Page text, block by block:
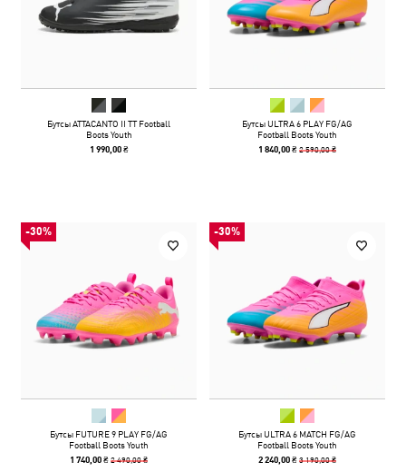
Бутсы ATTACANTO II TT Football
Boots Youth
1 990,00 ₴
Бутсы ULTRA 6 PLAY FG/AG
Football Boots Youth
1 840,00 ₴2 590,00 ₴
-30%
Бутсы FUTURE 9 PLAY FG/AG
Football Boots Youth
1 740,00 ₴2 490,00 ₴
-30%
Бутсы ULTRA 6 MATCH FG/AG
Football Boots Youth
2 240,00 ₴3 190,00 ₴